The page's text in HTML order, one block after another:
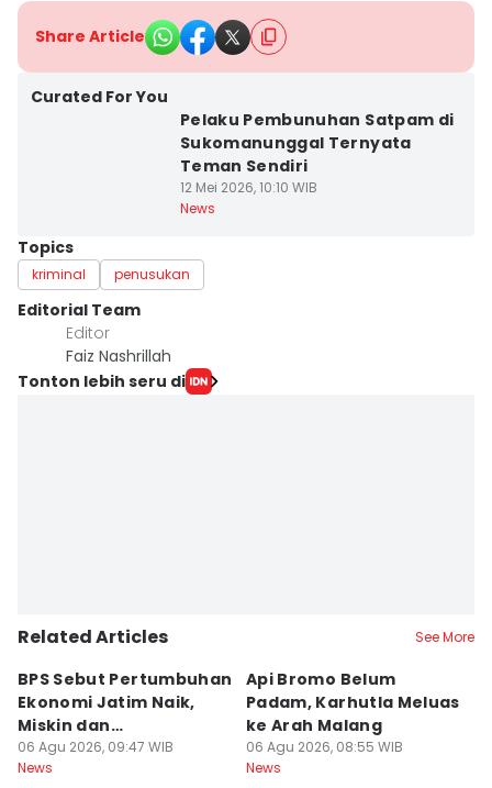
Share Article
Curated For You
Pelaku Pembunuhan Satpam di
Sukomanunggal Ternyata
Teman Sendiri
12 Mei 2026, 10:10 WIB
News
Topics
kriminal penusukan
Editorial Team
Editor
Faiz Nashrillah
Tonton lebih seru di
Related Articles See More
BPS Sebut Pertumbuhan
Ekonomi Jatim Naik,
Miskin dan
Pengangguran Turun
06 Agu 2026, 09:47 WIB
News
Api Bromo Belum
Padam, Karhutla Meluas
ke Arah Malang
06 Agu 2026, 08:55 WIB
News